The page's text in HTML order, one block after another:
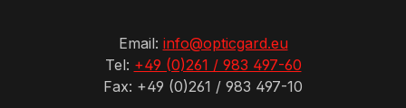
Email: info@opticgard.eu
Tel: +49 (0)261 / 983 497-60
Fax: +49 (0)261 / 983 497-10